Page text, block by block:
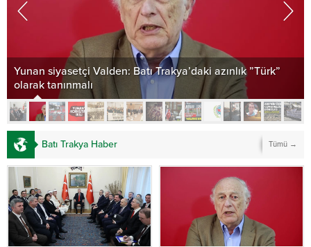
Yunan siyasetçi Valden: Batı Trakya’daki azınlık ”Türk”
olarak tanınmalı
Batı Trakya Haber Tümü →